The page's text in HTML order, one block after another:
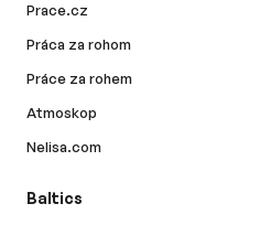
Prace.cz
Práca za rohom
Práce za rohem
Atmoskop
Nelisa.com
Baltics